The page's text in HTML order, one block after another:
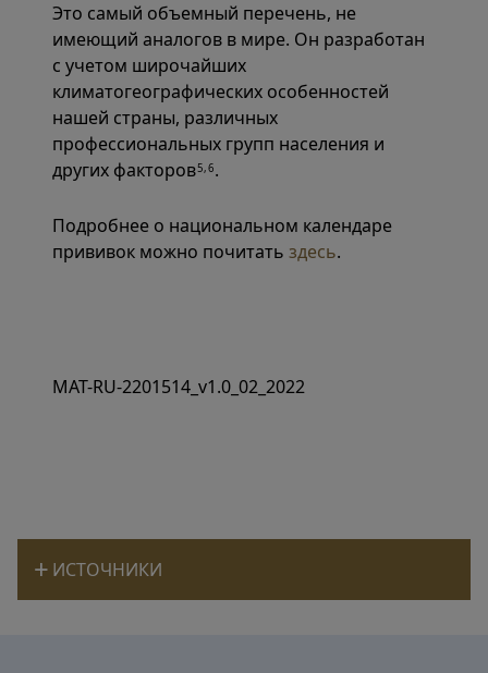
Это самый объемный перечень, не
имеющий аналогов в мире. Он разработан
с учетом широчайших
климатогеографических особенностей
нашей страны, различных
профессиональных групп населения и
других факторов5,6.
Подробнее о национальном календаре
прививок можно почитать здесь.
MAT-RU-2201514_v1.0_02_2022
ИСТОЧНИКИ